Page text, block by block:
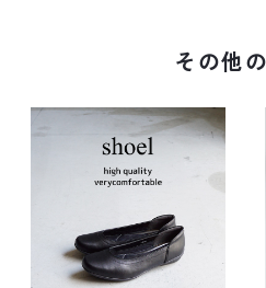
その他